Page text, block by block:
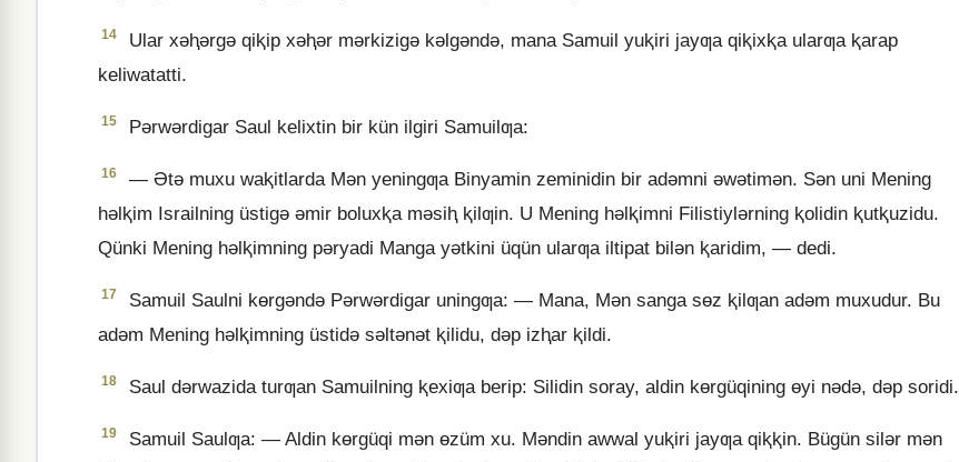
14
Ular xǝⱨǝrgǝ qiⱪip xǝⱨǝr mǝrkizigǝ kǝlgǝndǝ, mana Samuil yuⱪiri jayƣa qiⱪixⱪa ularƣa ⱪarap
keliwatatti.
15 Pǝrwǝrdigar Saul kelixtin bir kün ilgiri Samuilƣa:
16
— Ətǝ muxu waⱪitlarda Mǝn yeningƣa Binyamin zeminidin bir adǝmni ǝwǝtimǝn. Sǝn uni Mening
hǝlⱪim Israilning üstigǝ ǝmir boluxⱪa mǝsiⱨ ⱪilƣin. U Mening hǝlⱪimni Filistiylǝrning ⱪolidin ⱪutⱪuzidu.
Qünki Mening hǝlⱪimning pǝryadi Manga yǝtkini üqün ularƣa iltipat bilǝn ⱪaridim, — dedi.
17
Samuil Saulni kɵrgǝndǝ Pǝrwǝrdigar uningƣa: — Mana, Mǝn sanga sɵz ⱪilƣan adǝm muxudur. Bu
adǝm Mening hǝlⱪimning üstidǝ sǝltǝnǝt ⱪilidu, dǝp izⱨar ⱪildi.
18 Saul dǝrwazida turƣan Samuilning ⱪexiƣa berip: Silidin soray, aldin kɵrgüqining ɵyi nǝdǝ, dǝp soridi.
19
Samuil Saulƣa: — Aldin kɵrgüqi mǝn ɵzüm xu. Mǝndin awwal yuⱪiri jayƣa qiⱪⱪin. Bügün silǝr mǝn